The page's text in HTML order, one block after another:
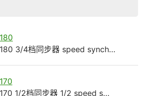
3/4档同步器 speed synch…
1/2档同步器 1/2 speed s…